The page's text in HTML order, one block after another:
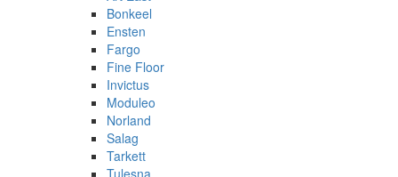
Bonkeel
Ensten
Fargo
Fine Floor
Invictus
Moduleo
Norland
Salag
Tarkett